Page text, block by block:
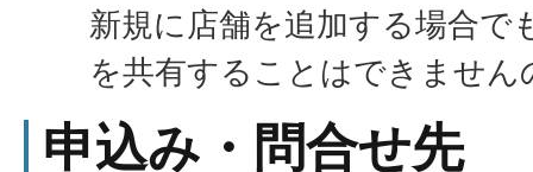
新規に店舗を追加する場合で
を共有することはできませ
申込み・問合せ先